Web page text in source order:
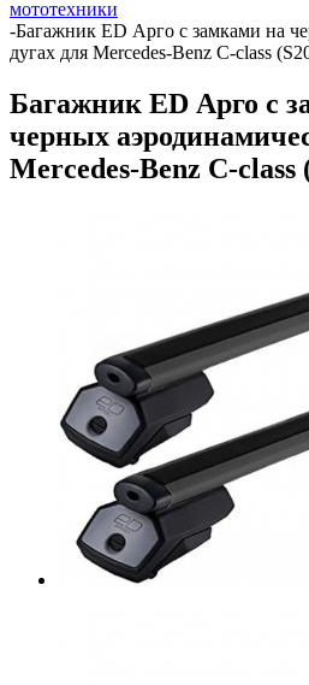
мототехники
-Багажник ED Арго с замками на
дугах для Mercedes-Benz C-class
Багажник ED Арго с
черных
Mercedes-Benz C-class